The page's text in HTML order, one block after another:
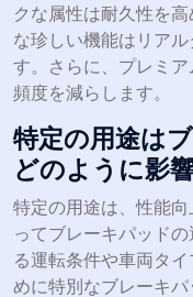
クな属性は耐久性を
な珍しい機能はリア
す。さらに、プレミ
頻度を減らします。
特定の用途は
どのように影
特定の用途は、性能
ってブレーキパッド
る運転条件や車両タ
めに特別なブレーキ